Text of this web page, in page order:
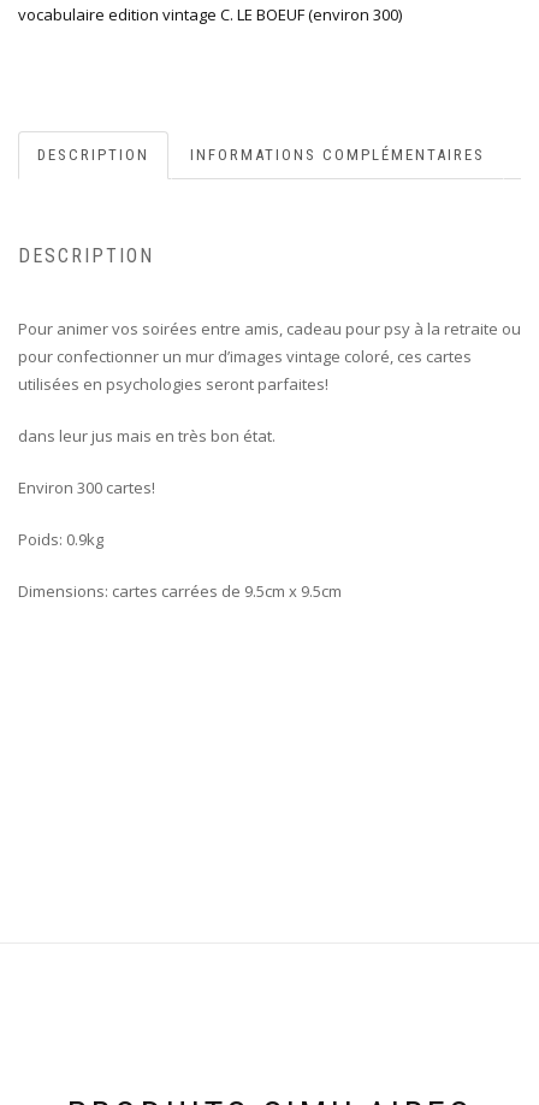
vocabulaire edition vintage C. LE BOEUF (environ 300)
DESCRIPTION INFORMATIONS COMPLÉMENTAIRES
DESCRIPTION
Pour animer vos soirées entre amis, cadeau pour psy à la retraite ou
pour confectionner un mur d’images vintage coloré, ces cartes
utilisées en psychologies seront parfaites!
dans leur jus mais en très bon état.
Environ 300 cartes!
Poids: 0.9kg
Dimensions: cartes carrées de 9.5cm x 9.5cm